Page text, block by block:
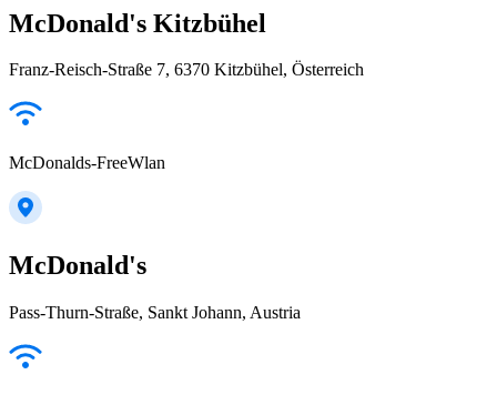
McDonald's Kitzbühel
Franz-Reisch-Straße 7, 6370 Kitzbühel, Österreich
McDonalds-FreeWlan
McDonald's
Pass-Thurn-Straße, Sankt Johann, Austria